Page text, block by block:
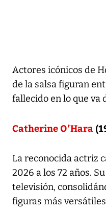
Actores icónicos de
de la salsa figuran
fallecido en lo que va
Catherine O’Hara
La reconocida actriz
2026 a los 72 años.
televisión,
figuras más